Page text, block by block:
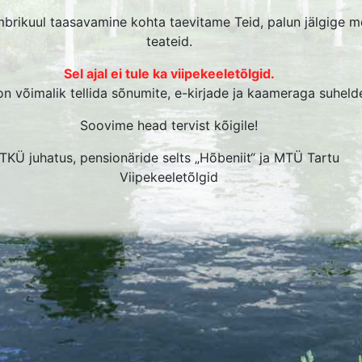
taasavamine kohta taevitame Teid, palun jälgige
teateid.
Sel ajal ei tule ka viipekeeletõlgid.
võimalik tellida sõnumite, e-kirjade ja kaameraga
Soovime head tervist kõigile!
TKÜ juhatus, pensionäride selts „Hõbeniit“ ja MTÜ Tartu
Viipekeeletõlgid
ÜHING
"HÕBENIIT"
"SÕPRUS"
KLUBI AJALUGU
EKSKURSIOONI
AJALUGU
ÜRITUSE AJALUGU
VEEBILEHE
AJALUGU